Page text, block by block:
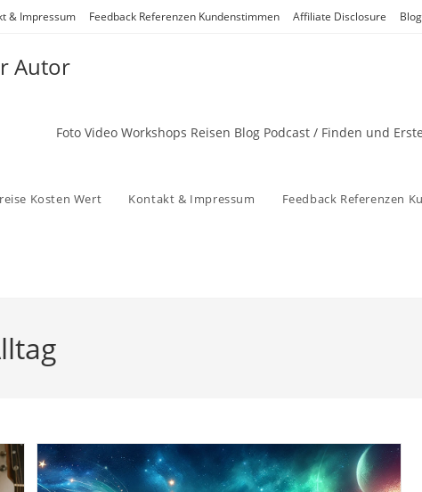
& Impressum Feedback Referenzen Kundenstimmen Affiliate Disclosure Blog
Autor
Foto Video Workshops Reisen Blog Podcast / Finden und
Kosten Wert Kontakt & Impressum Feedback Referenzen